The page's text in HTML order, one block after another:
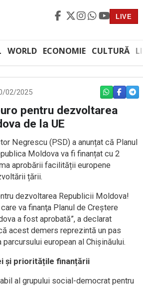
LIVE
WORLD ECONOMIE CULTURĂ
02/2025 WHATSAPP
pentru dezvoltarea
de la UE
Negrescu (PSD) a anunțat că Planul
Moldova va fi finanțat cu 2
aprobării facilității europene
țării.
dezvoltarea Republicii Moldova!
va finanţa Planul de Creștere
a fost aprobată”, a declarat
acest demers reprezintă un pas
european al Chișinăului.
și prioritățile finanțării
al grupului social-democrat pentru